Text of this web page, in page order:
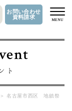
お問い合わせ
資料請求
MENU
ト
＞ 名古屋市西区 地鎮祭